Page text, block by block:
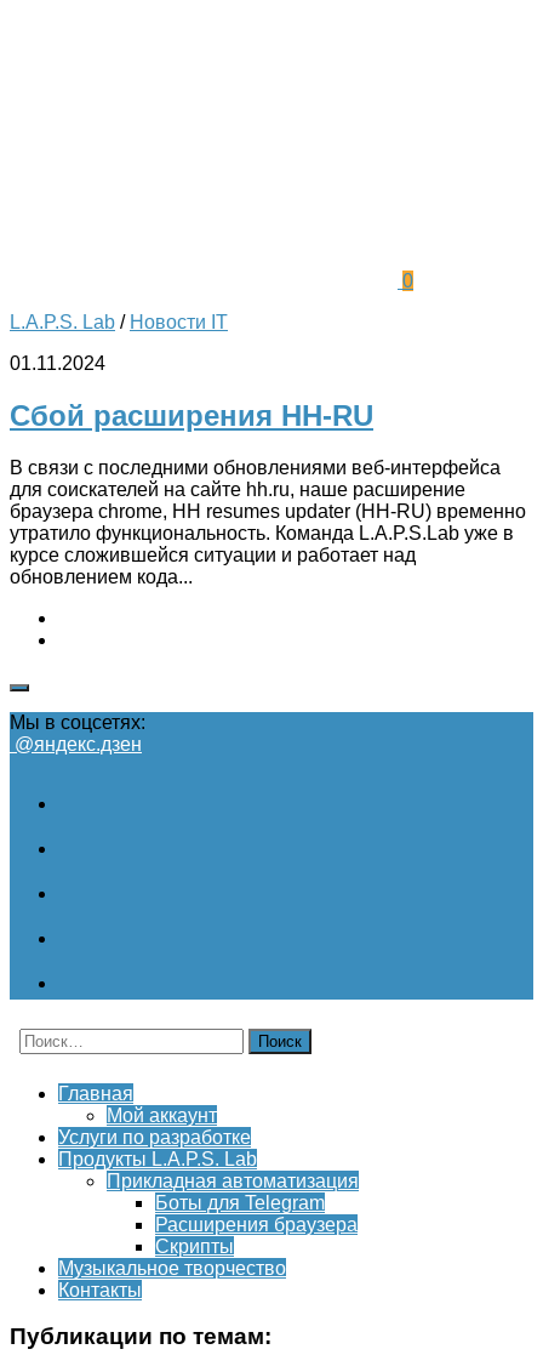
0
L.A.P.S. Lab / Новости IT
01.11.2024
Сбой расширения HH-RU
В связи с последними обновлениями веб-интерфейса
для соискателей на сайте hh.ru, наше расширение
браузера chrome, HH resumes updater (HH-RU) временно
утратило функциональность. Команда L.A.P.S.Lab уже в
курсе сложившейся ситуации и работает над
обновлением кода...
Мы в соцсетях:
@яндекс.дзен
Найти:
Главная
Мой аккаунт
Услуги по разработке
Продукты L.A.P.S. Lab
Прикладная автоматизация
Боты для Telegram
Расширения браузера
Скрипты
Музыкальное творчество
Контакты
Публикации по темам: